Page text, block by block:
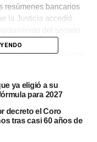
resúmenes bancarios
la Justicia accedió
Con esa
realizaron una cuenta
mientras Adorni
llama la atención
ampliamente el sueldo
alrededor de
trepó a unos $7,6
ya eligió a su
para 2027
decreto el Coro
tras casi 60 años de